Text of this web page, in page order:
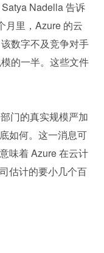
Nadella 告诉
月里，Azure 的云
数字不及竞争对手
的一半。这些文件
门的真实规模严加
如何。这一消息可
味着 Azure 在云计
估计的要小几个百